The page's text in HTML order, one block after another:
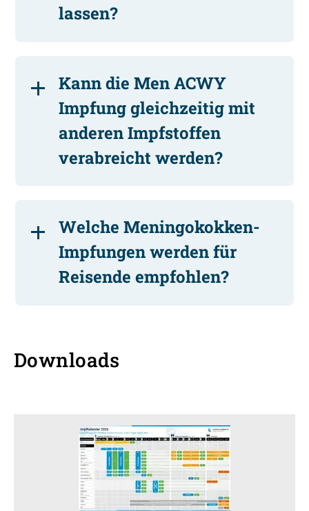
lassen?
Kann die Men ACWY
Impfung gleichzeitig mit
anderen Impfstoffen
verabreicht werden?
Welche Meningokokken-
Impfungen werden für
Reisende empfohlen?
Downloads